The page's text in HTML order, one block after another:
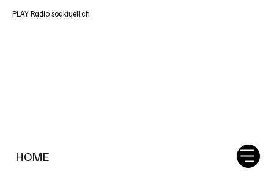
HOME
PLAY Radio soaktuell.ch